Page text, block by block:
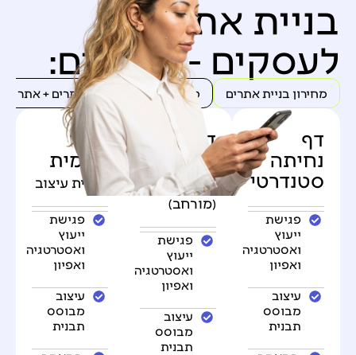
בניית אתרים
לעסקים - מחירים:
מחירון בניית אתרים מחירון חבילות קידום אתרים + אתר
דף
נחיתה
סטנדרטי
פגישת
ייעוץ
ואסטרטגיה
ואפיון
עיצוב
מבוסס
תבנית
דף
נחיתה
מעוצב
(מורחב)
פגישת
ייעוץ
ואסטרטגיה
ואפיון
עיצוב
מבוסס
תבנית
אתר
תדמית
תבנית עיצוב
פגישת
ייעוץ
ואסטרטגיה
ואפיון
עיצוב
מבוסס
תבנית